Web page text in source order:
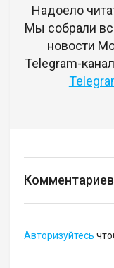
Надоело
Мы собрали
новости
Telegram-
Авторизуйтесь